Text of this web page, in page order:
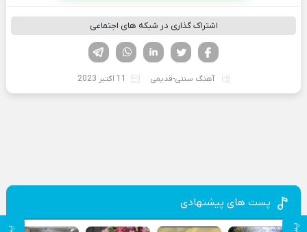
اشتراک گذاری در شبکه های اجتماعی
لینکدین تویتر
فیسوک
آهنگ سنتی-قدیمی 11 اکتبر 2023
پست های پیشنهادی